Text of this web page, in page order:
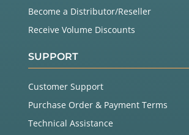
Become a Distributor/Reseller
Receive Volume Discounts
SUPPORT
Customer Support
Purchase Order & Payment Terms
Technical Assistance